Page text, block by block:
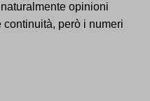
opinioni
però i numeri